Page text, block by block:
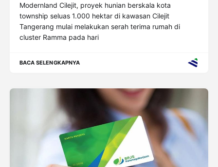
Modernland Cilejit, proyek hunian berskala kota
township seluas 1.000 hektar di kawasan Cilejit
Tangerang mulai melakukan serah terima rumah di
cluster Ramma pada hari
BACA SELENGKAPNYA